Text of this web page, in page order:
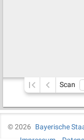
Scan
©2026
Bayerische